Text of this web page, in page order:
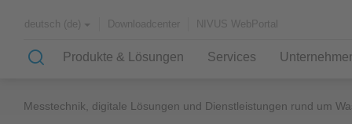
deutsch (de) Downloadcenter NIVUS WebPortal
Produkte & Lösungen
Lösungen & Anwendungen
Services
Wissen
Über uns
Messtechnik, digitale Lösungen und Dienstleistungen rund um